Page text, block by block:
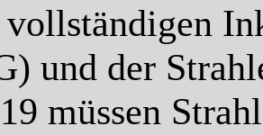
und der
müssen